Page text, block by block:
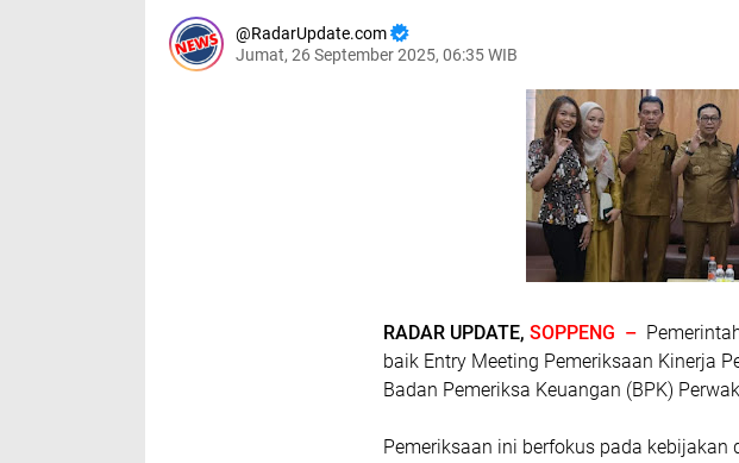
RadarUpdate.com
Jumat, 26 September 2025, 06:35 WIB
RADAR UPDATE, SOPPENG –
baik Entry Meeting Pemeriksaan Kinerja
Badan Pemeriksa Keuangan (BPK)
Pemeriksaan ini berfokus pada